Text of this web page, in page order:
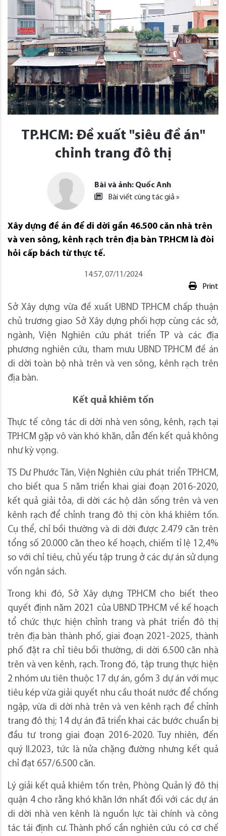
TP.HCM: Đề xuất "siêu đề án"
chỉnh trang đô thị
Bài và ảnh: Quốc Anh
Bài viết cùng tác giả »
Xây dựng đề án để di dời gần 46.500 căn nhà trên
và ven sông, kênh rạch trên địa bàn TP.HCM là đòi
hỏi cấp bách từ thực tế.
14:57, 07/11/2024
Print
Sở Xây dựng vừa đề xuất UBND TP.HCM chấp thuận
chủ trương giao Sở Xây dựng phối hợp cùng các sở,
ngành, Viện Nghiên cứu phát triển TP và các địa
phương nghiên cứu, tham mưu UBND TP.HCM đề án
di dời toàn bộ nhà trên và ven sông, kênh rạch trên
địa bàn.
Kết quả khiêm tốn
Thực tế công tác di dời nhà ven sông, kênh, rạch tại
TP.HCM gặp vô vàn khó khăn, dẫn đến kết quả không
như kỳ vọng.
TS Dư Phước Tân, Viện Nghiên cứu phát triển TP.HCM,
cho biết qua 5 năm triển khai giai đoạn 2016-2020,
kết quả giải tỏa, di dời các hộ dân sống trên và ven
kênh rạch để chỉnh trang đô thị còn khá khiêm tốn.
Cụ thể, chỉ bồi thường và di dời được 2.479 căn trên
tổng số 20.000 căn theo kế hoạch, chiếm tỉ lệ 12,4%
so với chỉ tiêu, chủ yếu tập trung ở các dự án sử dụng
vốn ngân sách.
Trong khi đó, Sở Xây dựng TP.HCM cho biết theo
quyết định năm 2021 của UBND TP.HCM về kế hoạch
tổ chức thực hiện chỉnh trang và phát triển đô thị
trên địa bàn thành phố, giai đoạn 2021-2025, thành
phố đặt ra chỉ tiêu bồi thường, di dời 6.500 căn nhà
trên và ven kênh, rạch. Trong đó, tập trung thực hiện
2 nhóm ưu tiên thuộc 17 dự án, gồm 3 dự án với mục
tiêu kép vừa giải quyết nhu cầu thoát nước để chống
ngập, vừa di dời nhà trên và ven kênh rạch để chỉnh
trang đô thị; 14 dự án đã triển khai các bước chuẩn bị
đầu tư trong giai đoạn 2016-2020. Tuy nhiên, đến
quý II.2023, tức là nửa chặng đường nhưng kết quả
chỉ đạt 657/6.500 căn.
Lý giải kết quả khiêm tốn trên, Phòng Quản lý đô thị
quận 4 cho rằng khó khăn lớn nhất đối với các dự án
di dời nhà ven kênh là nguồn lực tài chính và công
tác tái định cư. Thành phố cần nghiên cứu có cơ chế